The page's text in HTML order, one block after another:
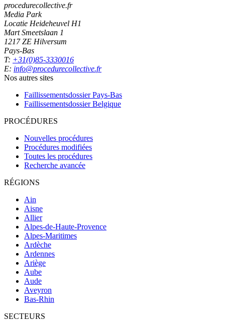
procedurecollective.fr
Media Park
Locatie Heideheuvel H1
Mart Smeetslaan 1
1217 ZE Hilversum
Pays-Bas
T: +31(0)85-3330016
E: info@procedurecollective.fr
Nos autres sites
Faillissementsdossier Pays-Bas
Faillissementsdossier Belgique
PROCÉDURES
Nouvelles procédures
Procédures modifiées
Toutes les procédures
Recherche avancée
RÉGIONS
Ain
Aisne
Allier
Alpes-de-Haute-Provence
Alpes-Maritimes
Ardèche
Ardennes
Ariège
Aube
Aude
Aveyron
Bas-Rhin
SECTEURS